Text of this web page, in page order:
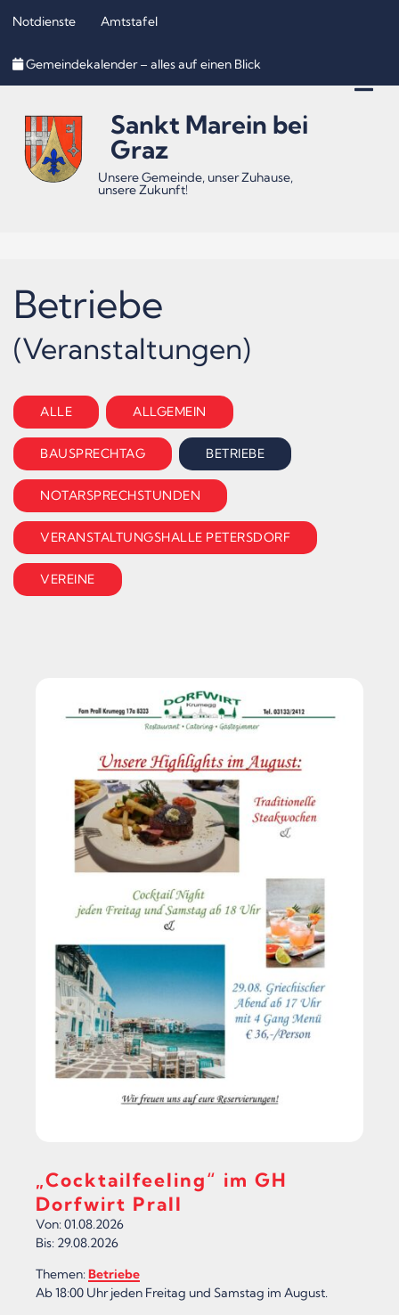
(Accesskey
(Accesskey
2)
(Accesskey
3)
Notdienste Amtstafel
Gemeindekalender – alles auf einen Blick
Sankt Marein bei
Graz
Unsere Gemeinde, unser Zuhause,
unsere Zukunft!
Betriebe
(Veranstaltungen)
ALLE ALLGEMEIN
BAUSPRECHTAG BETRIEBE
NOTARSPRECHSTUNDEN
VERANSTALTUNGSHALLE PETERSDORF
VEREINE
„Cocktailfeeling“ im GH
Dorfwirt Prall
Von: 01.08.2026
Bis: 29.08.2026
Themen:Betriebe
Ab 18:00 Uhr jeden Freitag und Samstag im August.